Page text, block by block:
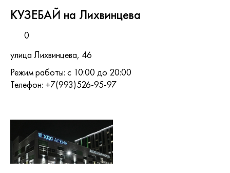
КУЗЕБАЙ на Лихвинцева
0
улица Лихвинцева, 46
Режим работы: с 10:00 до 20:00
Телефон: +7(993)526-95-97